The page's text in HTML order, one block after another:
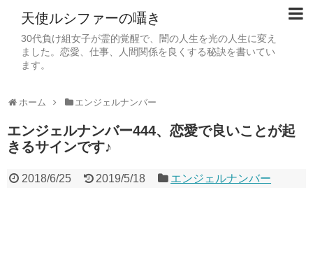
天使ルシファーの囁き
30代負け組女子が霊的覚醒で、闇の人生を光の人生に変え
ました。恋愛、仕事、人間関係を良くする秘訣を書いてい
ます。
ホーム エンジェルナンバー
エンジェルナンバー444、恋愛で良いことが起
きるサインです♪
2018/6/25 2019/5/18 エンジェルナンバー